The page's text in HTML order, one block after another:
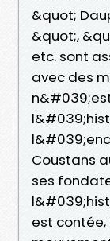
&quot;
&quot;,
etc. sont
avec des
Coustans
ses
est